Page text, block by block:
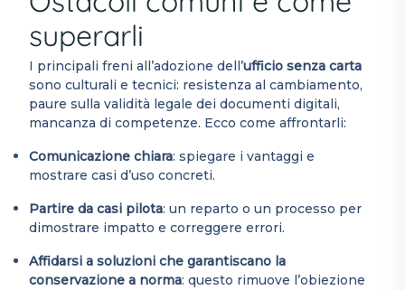
superarli
I principali freni all’adozione dell’ufficio senza carta
sono culturali e tecnici: resistenza al cambiamento,
paure sulla validità legale dei documenti digitali,
mancanza di competenze. Ecco come affrontarli:
Comunicazione chiara: spiegare i vantaggi e
mostrare casi d’uso concreti.
Partire da casi pilota: un reparto o un processo per
dimostrare impatto e correggere errori.
Affidarsi a soluzioni che garantiscano la
conservazione a norma: questo rimuove l’obiezione